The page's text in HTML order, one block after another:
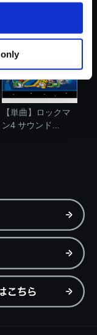
ンX5 サウン....
【単曲】ロックマ
ン4 サウンド...